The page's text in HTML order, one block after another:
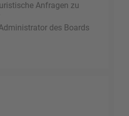
Anfragen zu
des Boards